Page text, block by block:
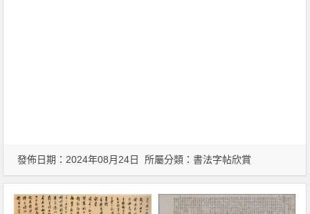
發佈日期：2024年08月24日 所屬分類：書法字帖欣賞